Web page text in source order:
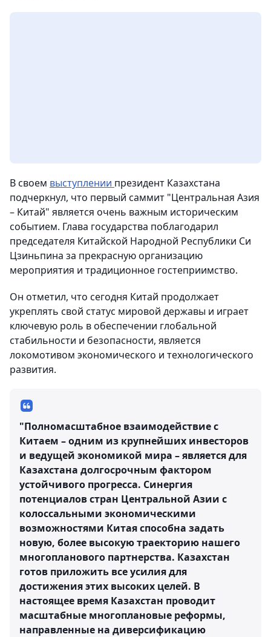
В своем выступлении президент Казахстана
подчеркнул, что первый саммит "Центральная Азия
– Китай" является очень важным историческим
событием. Глава государства поблагодарил
председателя Китайской Народной Республики Си
Цзиньпина за прекрасную организацию
мероприятия и традиционное гостеприимство.
Он отметил, что сегодня Китай продолжает
укреплять свой статус мировой державы и играет
ключевую роль в обеспечении глобальной
стабильности и безопасности, является
локомотивом экономического и технологического
развития.
"Полномасштабное взаимодействие с
Китаем – одним из крупнейших инвесторов
и ведущей экономикой мира – является для
Казахстана долгосрочным фактором
устойчивого прогресса. Синергия
потенциалов стран Центральной Азии с
колоссальными экономическими
возможностями Китая способна задать
новую, более высокую траекторию нашего
многопланового партнерства. Казахстан
готов приложить все усилия для
достижения этих высоких целей. В
настоящее время Казахстан проводит
масштабные многоплановые реформы,
направленные на диверсификацию